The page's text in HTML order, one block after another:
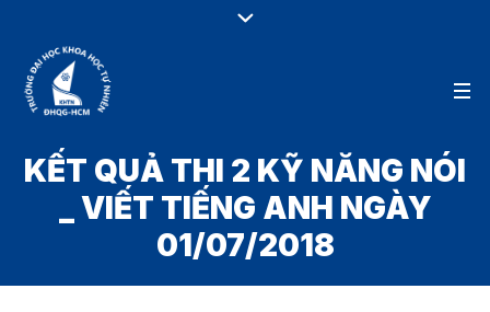
KẾT QUẢ THI 2 KỸ NĂNG NÓI
_ VIẾT TIẾNG ANH NGÀY
01/07/2018